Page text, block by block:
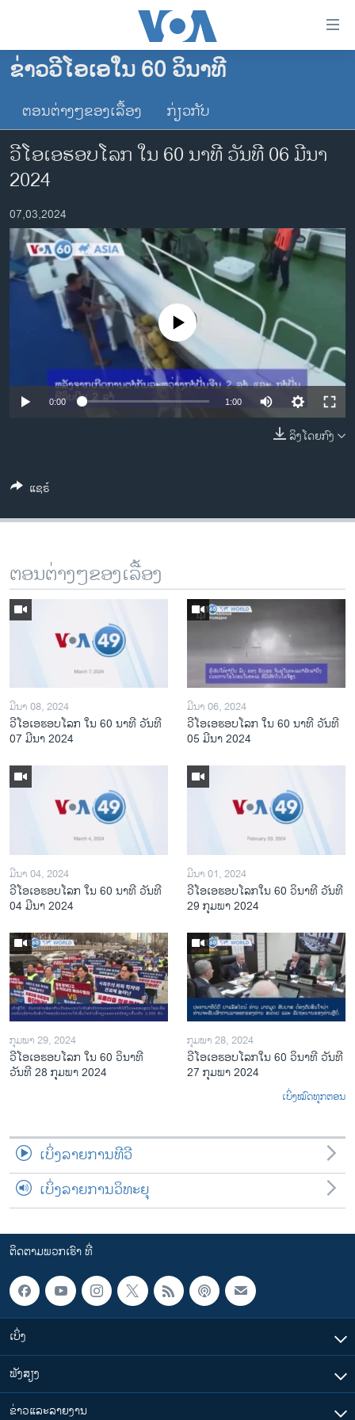
ເຂົ້າ
ຂ້າມ
ຂ້າມ
ໄປ
ຫາ
ຊອກ
ຄົ້ນ
ໂຮມເພຈ
ລາວ
ອາເມຣິກາ
ການເລືອກຕັ້ງ ປະທານາທີບໍດີ ສະຫະລັດ 2024
ໂລກ
ເອເຊຍ
ອິດສະຫຼະພາບດ້ານການຂ່າວ
ຊີວິດຊາວລາວ
ຊຸມຊົນຊາວລາວ
ວິທະຍາສາດ-ເທັກໂນໂລຈີ
ທຸລະກິດ
ສຽງ
ຕິດຕາມພວກເຮົາ ທີ່
ພາສາຕ່າງໆ
ຂ່າວວີໂອເອໃນ 60 ວິນາທີ
ຕອນຕ່າງໆຂອງເລື້ອງ ກ່ຽວກັບ
ວີໂອເອຮອບໂລກ ໃນ 60 ນາທີ ວັນທີ 06 ມີນາ
2024
07,03,2024
No media source currently available
0:00 1:00
ລິງໂດຍກົງ
ແຊຣ໌
ຕອນຕ່າງໆຂອງເລື້ອງ
ມີນາ 08, 2024
ວີໂອເອຮອບໂລກ ໃນ 60 ນາທີ ວັນທີ
07 ມີນາ 2024
ມີນາ 06, 2024
ວີໂອເອຮອບໂລກ ໃນ 60 ນາທີ ວັນທີ
05 ມີນາ 2024
ມີນາ 04, 2024
ວີໂອເອຮອບໂລກ ໃນ 60 ນາທີ ວັນທີ
04 ມີນາ 2024
ມີນາ 01, 2024
ວີໂອເອຮອບໂລກໃນ 60 ວິນາທີ ວັນທີ
29 ກຸມພາ 2024
ກຸມພາ 29, 2024
ວີໂອເອຮອບໂລກ ໃນ 60 ວິນາທີ
ວັນທີ 28 ກຸມພາ 2024
ກຸມພາ 28, 2024
ວີໂອເອຮອບໂລກໃນ 60 ວິນາທີ ວັນທີ
27 ກຸມພາ 2024
ເບິ່ງໝົດທຸກຕອນ
ເບິ່ງລາຍການທີວີ
ເບິ່ງລາຍການວິທະຍຸ
ຕິດຕາມພວກເຮົາ ທີ່
ເບິ່ງ
ຟັງສຽງ
ຂ່າວແລະລາຍງານ